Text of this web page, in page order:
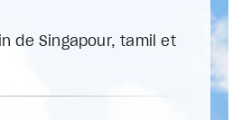
de Singapour, tamil et